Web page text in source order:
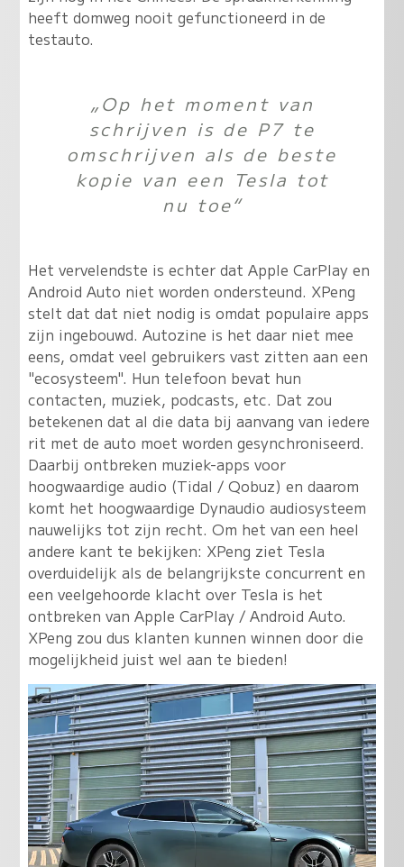
heeft domweg nooit gefunctioneerd in de
testauto.
„Op het moment van
schrijven is de P7 te
omschrijven als de beste
kopie van een Tesla tot
nu toe“
Het vervelendste is echter dat Apple CarPlay en
Android Auto niet worden ondersteund. XPeng
stelt dat dat niet nodig is omdat populaire apps
zijn ingebouwd. Autozine is het daar niet mee
eens, omdat veel gebruikers vast zitten aan een
"ecosysteem". Hun telefoon bevat hun
contacten, muziek, podcasts, etc. Dat zou
betekenen dat al die data bij aanvang van iedere
rit met de auto moet worden gesynchroniseerd.
Daarbij ontbreken muziek-apps voor
hoogwaardige audio (Tidal / Qobuz) en daarom
komt het hoogwaardige Dynaudio audiosysteem
nauwelijks tot zijn recht. Om het van een heel
andere kant te bekijken: XPeng ziet Tesla
overduidelijk als de belangrijkste concurrent en
een veelgehoorde klacht over Tesla is het
ontbreken van Apple CarPlay / Android Auto.
XPeng zou dus klanten kunnen winnen door die
mogelijkheid juist wel aan te bieden!